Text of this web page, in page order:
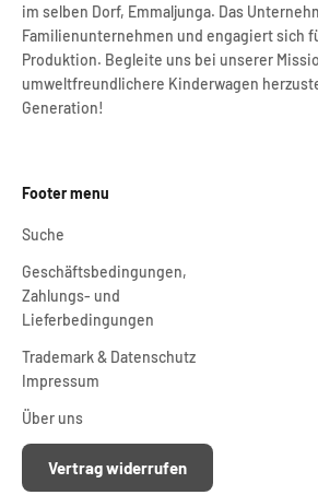
im selben Dorf, Emmaljunga. Das
Familienunternehmen und engagiert sich
Produktion. Begleite uns bei unserer
umweltfreundlichere Kinderwagen
Generation!
Footer menu
Suche
Geschäftsbedingungen,
Zahlungs- und
Lieferbedingungen
Trademark & Datenschutz
Impressum
Über uns
Vertrag widerrufen